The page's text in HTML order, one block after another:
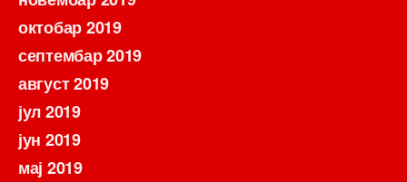
октобар 2019
септембар 2019
август 2019
јул 2019
јун 2019
мај 2019